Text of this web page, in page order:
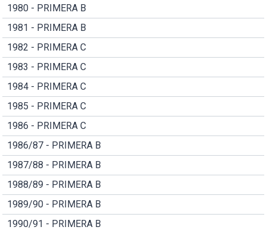
1980 - PRIMERA B
1981 - PRIMERA B
1982 - PRIMERA C
1983 - PRIMERA C
1984 - PRIMERA C
1985 - PRIMERA C
1986 - PRIMERA C
1986/87 - PRIMERA B
1987/88 - PRIMERA B
1988/89 - PRIMERA B
1989/90 - PRIMERA B
1990/91 - PRIMERA B